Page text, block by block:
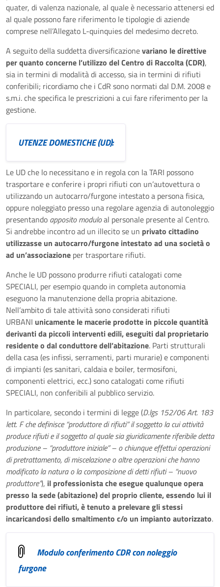
quater, di valenza nazionale, al quale è necessario attenersi ed
al quale possono fare riferimento le tipologie di aziende
comprese nell’Allegato L-quinquies del medesimo decreto.
A seguito della suddetta diversificazionevariano le direttive
per quanto concerne l’utilizzo del Centro di Raccolta (CDR),
sia in termini di modalità di accesso, sia in termini di rifiuti
conferibili; ricordiamo che i CdR sono normati dal D.M. 2008 e
s.m.i. che specifica le prescrizioni a cui fare riferimento per la
gestione.
UTENZE DOMESTICHE (UD):
Le UD che lo necessitano e in regola con la TARI possono
trasportare e conferire i propri rifiuti con un’autovettura o
utilizzando un autocarro/furgone intestato a persona fisica,
oppure noleggiato presso una regolare agenzia di autonoleggio
presentando apposito moduloal personale presente al Centro.
Si andrebbe incontro ad un illecito se un privato cittadino
utilizzasse un autocarro/furgone intestato ad una società o
ad un’associazione per trasportare rifiuti.
Anche le UD possono produrre rifiuti catalogati come
SPECIALI, per esempio quando in completa autonomia
eseguono la manutenzione della propria abitazione.
Nell’ambito di tale attività sono considerati rifiuti
URBANI unicamente le macerie prodotte in piccole quantità
derivanti da piccoli interventi edili, eseguiti dal proprietario
residente o dal conduttore dell’abitazione. Parti strutturali
della casa (es infissi, serramenti, parti murarie) e componenti
di impianti (es sanitari, caldaia e boiler, termosifoni,
componenti elettrici, ecc.) sono catalogati come rifiuti
SPECIALI, non conferibili al pubblico servizio.
In particolare, secondo i termini di legge (D.lgs 152/06 Art. 183
lett. F che definisce “produttore di rifiuti” il soggetto la cui attività
produce rifiuti e il soggetto al quale sia giuridicamente riferibile detta
produzione – “produttore iniziale” – o chiunque effettui operazioni
di pretrattamento, di miscelazione o altre operazioni che hanno
modificato la natura o la composizione di detti rifiuti – “nuovo
produttore”), il professionista che esegue qualunque opera
presso la sede (abitazione) del proprio cliente, essendo lui il
produttore dei rifiuti, è tenuto a prelevare gli stessi
incaricandosi dello smaltimento c/o un impianto autorizzato.
Modulo conferimento CDR con noleggio
furgone